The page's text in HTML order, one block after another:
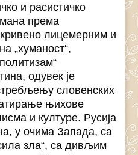
и расистичко
према
лицемерним и
„хуманост“,
одувек је
словенских
њихове
и културе. Русија
у очима Запада, са
зла“, са дивљим